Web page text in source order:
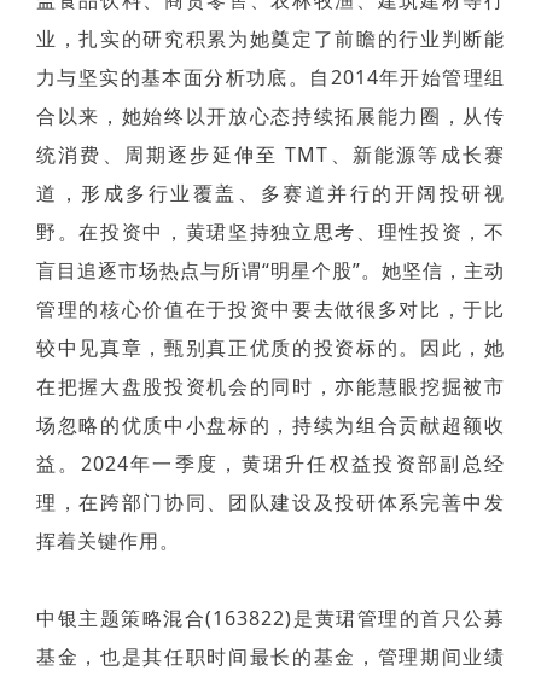
业，扎实的研究积累为她奠定了前瞻的行业判断能
力与坚实的基本面分析功底。自2014年开始管理组
合以来，她始终以开放心态持续拓展能力圈，从传
统消费、周期逐步延伸至 TMT、新能源等成长赛
道，形成多行业覆盖、多赛道并行的开阔投研视
野。在投资中，黄珺坚持独立思考、理性投资，不
盲目追逐市场热点与所谓“明星个股”。她坚信，主动
管理的核心价值在于投资中要去做很多对比，于比
较中见真章，甄别真正优质的投资标的。因此，她
在把握大盘股投资机会的同时，亦能慧眼挖掘被市
场忽略的优质中小盘标的，持续为组合贡献超额收
益。2024年一季度，黄珺升任权益投资部副总经
理，在跨部门协同、团队建设及投研体系完善中发
挥着关键作用。
中银主题策略混合(163822)是黄珺管理的首只公募
基金，也是其任职时间最长的基金，管理期间业绩